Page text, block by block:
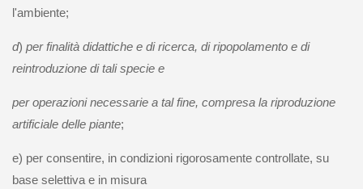
l'ambiente;
d) per finalità didattiche e di ricerca, di ripopolamento e di
reintroduzione di tali specie e
per operazioni necessarie a tal fine, compresa la riproduzione
artificiale delle piante;
e) per consentire, in condizioni rigorosamente controllate, su
base selettiva e in misura